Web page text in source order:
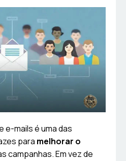
e-mails é uma das
para melhorar o
campanhas. Em vez de